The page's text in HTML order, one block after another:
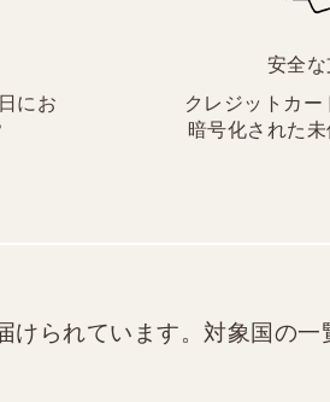
にお
安全
クレジットカー
暗号化された未
られています。対象国の一